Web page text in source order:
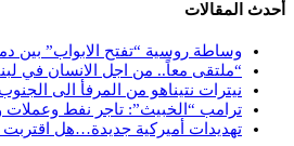
أحدث المقالات
وساطة روسية “تفتح الابواب” بين
“ملتقى معاً.. من اجل الانسان في
نيترات نتيناهو من المرفأ الى
ترامب “الخبيث”: تاجر نفط وعملات
تهديدات أميركية جديدة…هل